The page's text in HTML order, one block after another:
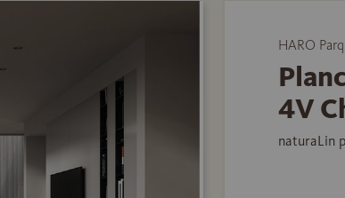
HARO
4V
naturaLin